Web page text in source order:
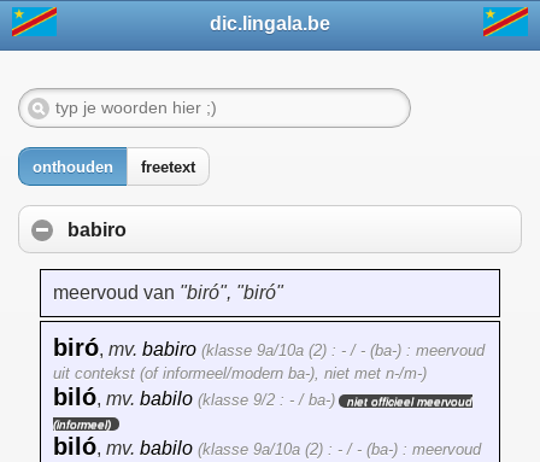
dic.lingala.be
onthouden freetext
babiro
meervoud van "biró", "biró"
biró, mv. babiro (klasse 9a/10a (2) : - / - (ba-) : meervoud
uit contekst (of informeel/modern ba-), niet met n-/m-)
biló, mv. babilo (klasse 9/2 : - / ba-)
niet officieel meervoud
(informeel)
biló, mv. babilo (klasse 9a/10a (2) : - / - (ba-) : meervoud